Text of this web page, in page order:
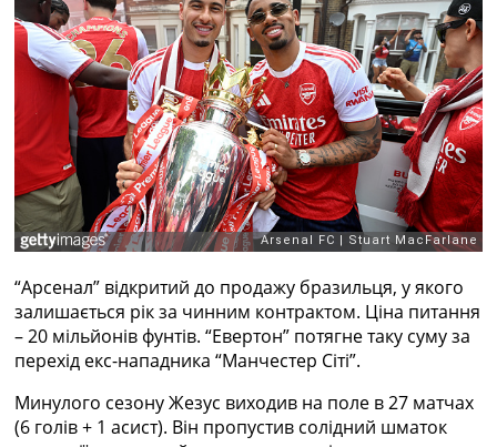
RU
UA
Categories
Головна
Новини футболу
Відео
Новини футболу України
Футбольні трансфери
Конкурс прогнозів
Логін
Рейтінги
Правила
Колективний прогноз
Турніри
Чемпіонат Світу
“Арсенал” відкритий до продажу бразильця, у якого
залишається рік за чинним контрактом. Ціна питання
– 20 мільйонів фунтів. “Евертон” потягне таку суму за
перехід екс-нападника “Манчестер Сіті”.
Минулого сезону Жезус виходив на поле в 27 матчах
(6 голів + 1 асист). Він пропустив солідний шматок